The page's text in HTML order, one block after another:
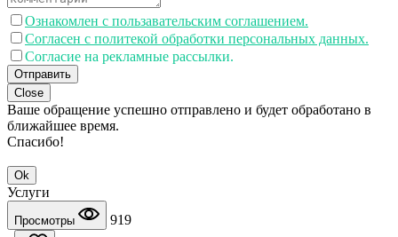
Ознакомлен с пользавательским соглашением.
Согласен с политекой обработки персональных данных.
Согласие на рекламные рассылки.
Отправить
Close
Ваше обращение успешно отправлено и будет обработано в
ближайшее время.
Спасибо!
Ok
Услуги
Просмотры
919